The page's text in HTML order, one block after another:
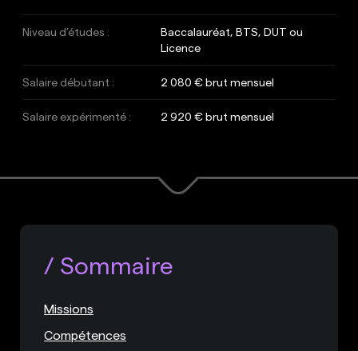
Niveau d’études :
Baccalauréat, BTS, DUT ou
Licence
Salaire débutant : 2 080 € brut mensuel
Salaire expérimenté : 2 920 € brut mensuel
Sommaire
Missions
Compétences